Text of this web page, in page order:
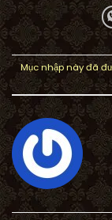
Mục nhập này đã